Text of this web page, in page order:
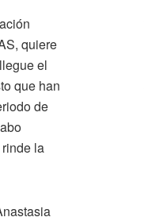
quiere
el
que han
de
la